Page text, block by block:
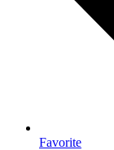
Favorite